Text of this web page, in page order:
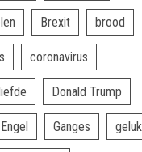
Brexit brood
coronavirus
Donald Trump
Engel Ganges geluk